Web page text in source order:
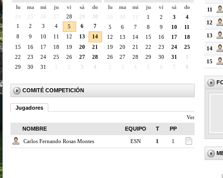
lu
ma mi ju vi sá
do
24
25 26 27 28 29
30
1
2 3 4 5 6
7
8
9 10 11 12 13
14
15
16 17 18 19 20
21
22
23 24 25 26 27
28
29
30 31 2 3 4
lu
ma mi ju vi sá
do
29
30 31 1 2 3
4
5
6 7 8 9 10
11
12
13 14 15 16 17
18
19
20 21 22 23 24
25
26
27 28 29 30 31
2
3 4 5 6 7 8
COMITÉ COMPETICIÓN
Jugadores
Ver
NOMBRE
EQUIPO T PP
Carlos Fernando Rosas Montes ESN 1 1
11
12
13
14
15